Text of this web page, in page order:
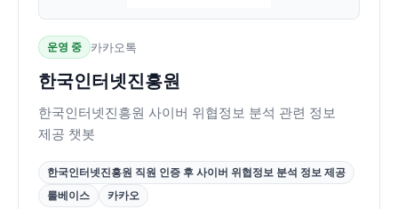
운영 중 카카오톡
한국인터넷진흥원
한국인터넷진흥원 사이버 위협정보 분석 관련 정보
제공 챗봇
한국인터넷진흥원 직원 인증 후 사이버 위협정보 분석 정보 제공
룰베이스
카카오